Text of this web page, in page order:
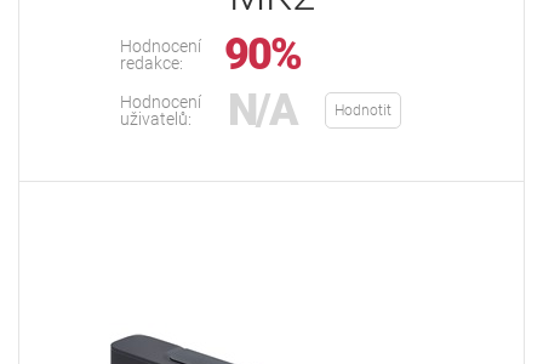
Hodnocení
redakce:
90%
Hodnocení
uživatelů:
N/A Hodnotit